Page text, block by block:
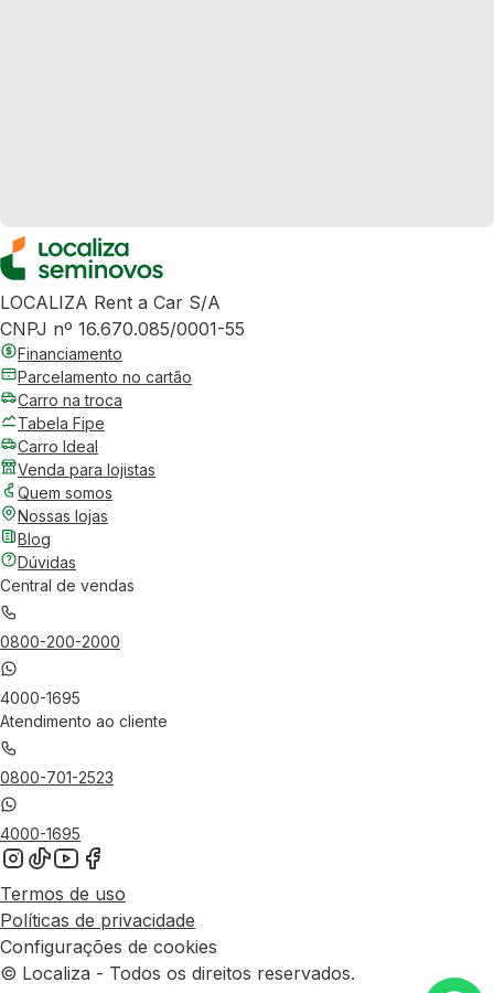
LOCALIZA Rent a Car S/A
CNPJ nº 16.670.085/0001-55
Financiamento
Parcelamento no cartão
Carro na troca
Tabela Fipe
Carro Ideal
Venda para lojistas
Quem somos
Nossas lojas
Blog
Dúvidas
Central de vendas
0800-200-2000
4000-1695
Atendimento ao cliente
0800-701-2523
4000-1695
Termos de uso
Políticas de privacidade
Configurações de cookies
© Localiza - Todos os direitos reservados.